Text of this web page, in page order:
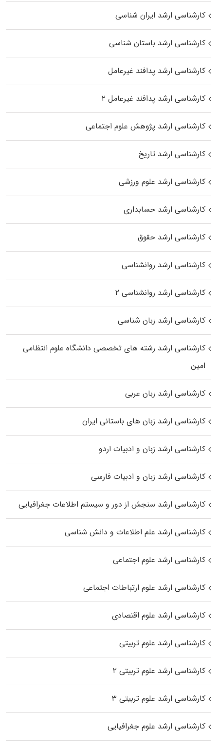
کارشناسی ارشد ایران شناسی
کارشناسی ارشد باستان شناسی
کارشناسی ارشد پدافند غیرعامل
کارشناسی ارشد پدافند غیرعامل ۲
کارشناسی ارشد پژوهش علوم اجتماعی
کارشناسی ارشد تاریخ
کارشناسی ارشد علوم ورزشی
کارشناسی ارشد حسابداری
کارشناسی ارشد حقوق
کارشناسی ارشد روانشناسی
کارشناسی ارشد روانشناسی ۲
کارشناسی ارشد زبان شناسی
کارشناسی ارشد رﺷﺘﻪ ﻫﺎی تخصصی داﻧﺸﮕﺎه ﻋﻠﻮم انتظامی
اﻣﻴﻦ
کارشناسی ارشد زبان عربی
کارشناسی ارشد زبان‌ های باستانی ایران
کارشناسی ارشد زبان و ادبیات اردو
کارشناسی ارشد زبان و ادبیات فارسی
کارشناسی ارشد سنجش از دور و سیستم اطلاعات جغرافیایی
کارشناسی ارشد علم اطلاعات و دانش شناسی
کارشناسی ارشد علوم اجتماعی
کارشناسی ارشد علوم ارتباطات اجتماعی
کارشناسی ارشد علوم اقتصادی
کارشناسی ارشد علوم تربیتی
کارشناسی ارشد علوم تربیتی ۲
کارشناسی ارشد علوم تربیتی ۳
کارشناسی ارشد علوم جغرافیایی